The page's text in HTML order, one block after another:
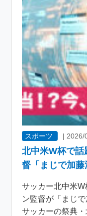
スポーツ | 2026/
北中米W杯で
督「まじで加
サッカー北中米
ン監督が「まじ
サッカーの祭典